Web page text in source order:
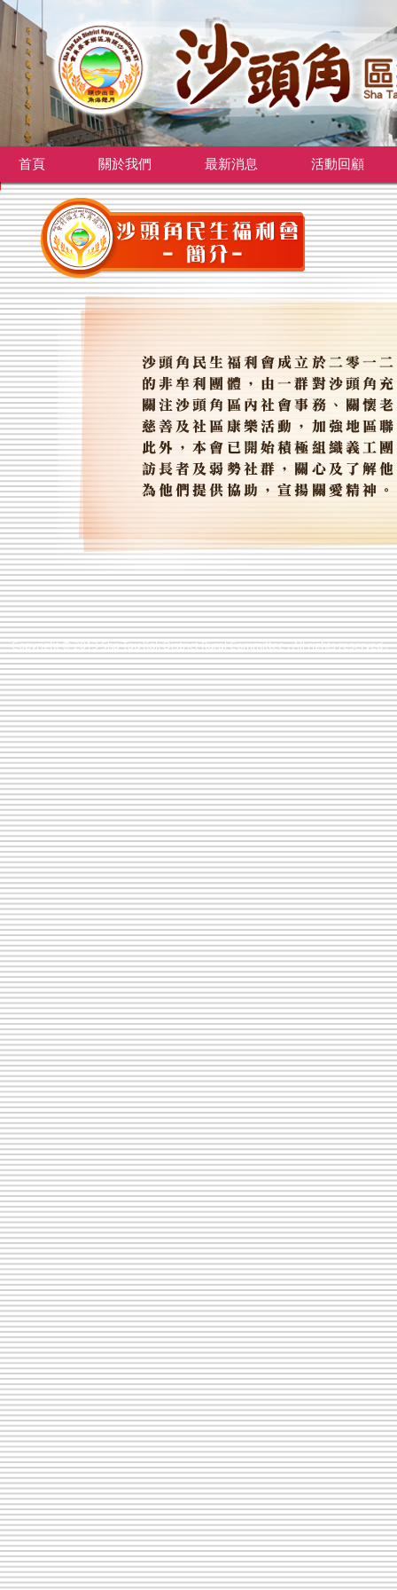
首頁 關於我們 最新消息 活動回顧
Copyright © 2013 Sha Tau Kok District Rural Committee . All rights reserved .